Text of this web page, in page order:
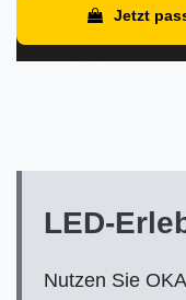
Jetzt
LED-
Nutzen Sie